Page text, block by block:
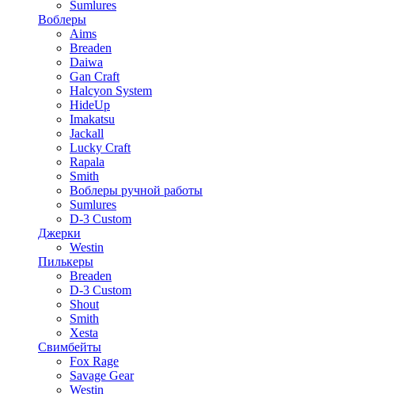
Sumlures
Воблеры
Aims
Breaden
Daiwa
Gan Craft
Halcyon System
HideUp
Imakatsu
Jackall
Lucky Craft
Rapala
Smith
Воблеры ручной работы
Sumlures
D-3 Custom
Джерки
Westin
Пилькеры
Breaden
D-3 Custom
Shout
Smith
Xesta
Свимбейты
Fox Rage
Savage Gear
Westin